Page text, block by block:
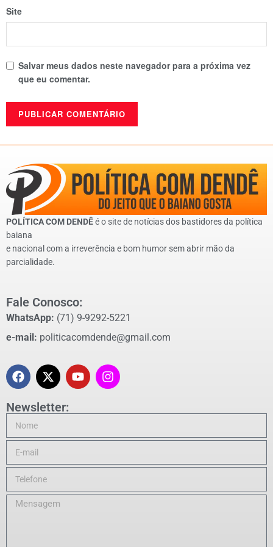
Site
Salvar meus dados neste navegador para a próxima vez
que eu comentar.
POLÍTICA COM DENDÊé o site de notícias dos bastidores da política
baiana
e nacional com a irreverência e bom humor sem abrir mão da
parcialidade.
Fale Conosco:
WhatsApp: (71) 9-9292-5221
e-mail: politicacomdende@gmail.com
Newsletter: